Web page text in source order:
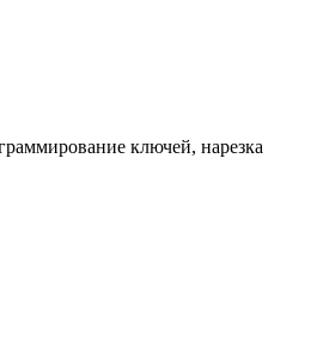
ключей, нарезка